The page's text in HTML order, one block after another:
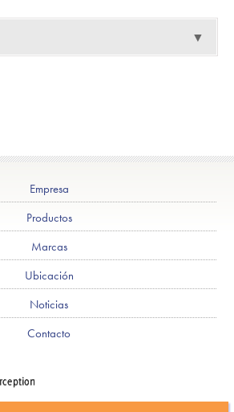
▼
Empresa
Productos
Marcas
Ubicación
Noticias
Contacto